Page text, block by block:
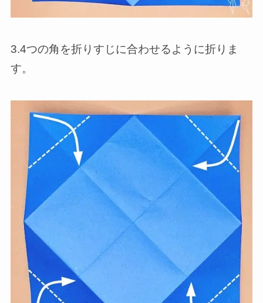
3.4つの角を折りすじに合わせるように折りま
す。